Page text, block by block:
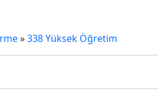
»338 Yüksek Öğretim